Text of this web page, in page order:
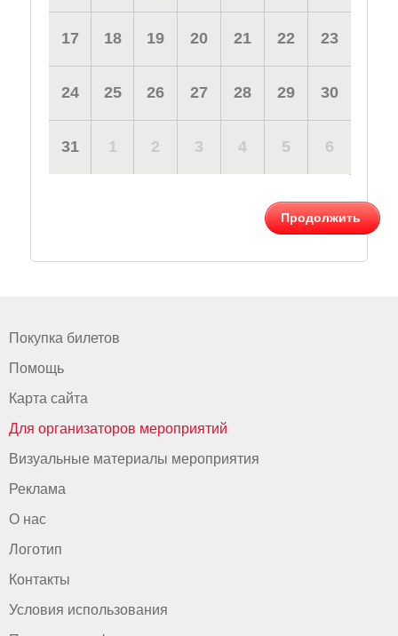
17 18 19 20 21 22 23
24 25 26 27 28 29 30
31 1 2 3 4 5 6
Продолжить
Покупка билетов
Помощь
Карта сайта
Для организаторов мероприятий
Визуальные материалы мероприятия
Реклама
О нас
Логотип
Контакты
Условия использования